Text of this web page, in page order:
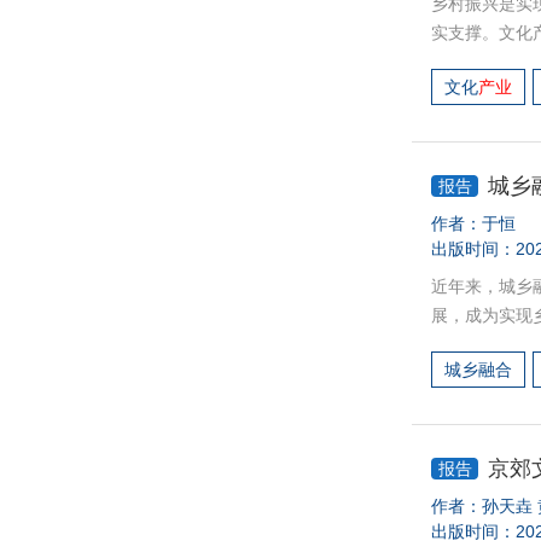
实支撑。文化
相关政策规
表性的做法，
牌空心化问题
力，进一步推
文化产业
报告 城乡
作者：于恒
出版时间：
近年来，城乡
展，成为实现
在的主要问
开发策略。
城乡融合
报告 京郊
作者：孙天垚
出版时间：